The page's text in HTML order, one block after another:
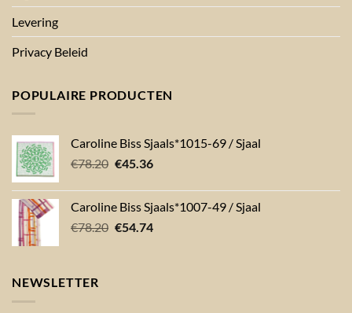
Levering
Privacy Beleid
POPULAIRE PRODUCTEN
Caroline Biss Sjaals*1015-69 / Sjaal
€78.20 Oorspronkelijke
was:
€78.20.
€45.36Huidige
is:
€45.36.
Caroline Biss Sjaals*1007-49 / Sjaal
€78.20 Oorspronkelijke
€54.74Huidige
NEWSLETTER